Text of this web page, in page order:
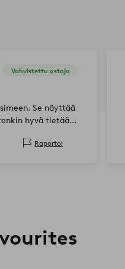
Vahvistettu ostaja
Se näyttää
hyvä tietää,
Raportoi